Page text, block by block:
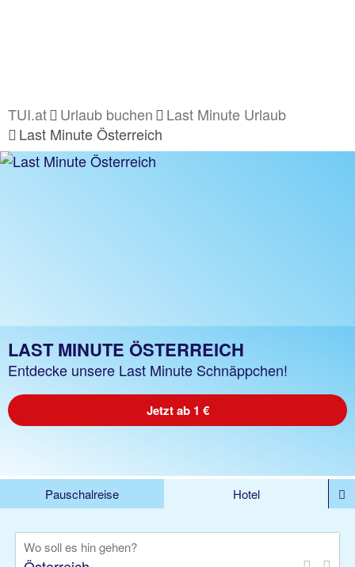
TUI.at Urlaub buchen
Last Minute Urlaub
Last Minute Österreich
LAST MINUTE ÖSTERREICH
Entdecke unsere Last Minute Schnäppchen!
Jetzt ab 1 €
Pauschalreise
Hotel
Rundreise
Kreuzfahrt
Wo soll es hin gehen?